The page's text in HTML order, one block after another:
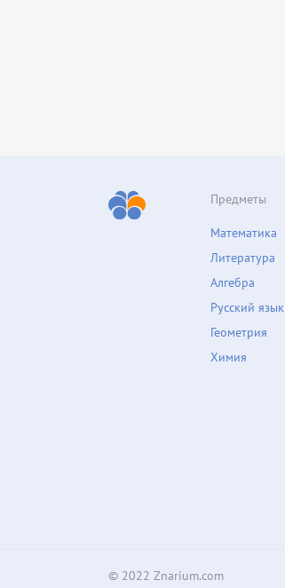
Предметы
Математика
Литература
Алгебра
Русский язык
Геометрия
Химия
© 2022 Znarium.com